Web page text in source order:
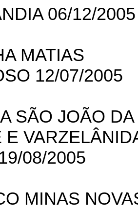
06/12/2005
MATIAS
12/07/2005
SÃO JOÃO DA
E
08/2005
MINAS